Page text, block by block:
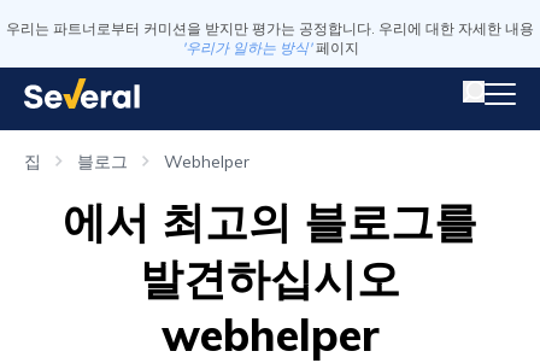
우리는 파트너로부터 커미션을 받지만 평가는 공정합니다. 우리에 대한 자세한 내용
'우리가 일하는 방식' 페이지
집 블로그 Webhelper
에서 최고의 블로그를
발견하십시오
webhelper